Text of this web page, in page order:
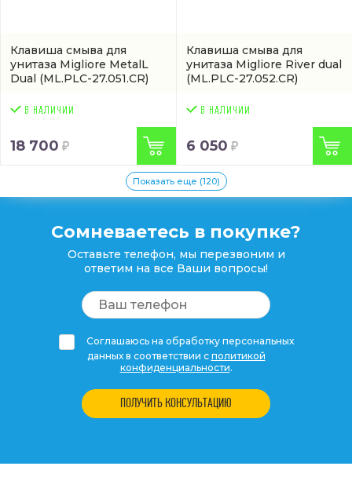
Клавиша смыва для
унитаза Migliore MetalL
Dual (ML.PLC-27.051.CR)
18 700
Клавиша смыва для
унитаза Migliore River dual
(ML.PLC-27.052.CR)
6 050
Показать еще (120)
Сомневаетесь в покупке?
Оставьте телефон, мы перезвоним и
ответим на все Ваши вопросы!
Соглашаюсь на обработку персональных
данных в соответствии с политикой
конфиденциальности.
ПОЛУЧИТЬ КОНСУЛЬТАЦИЮ